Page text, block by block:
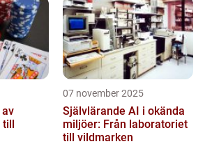
av
07 november 2025
Självlärande AI i okända
miljöer: Från laboratoriet
till vildmarken